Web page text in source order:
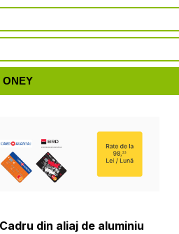
din aliaj de aluminiu